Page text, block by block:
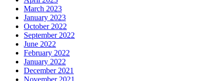
March 2023
January 2023
October 2022
September 2022
June 2022
February 2022
January 2022
December 2021
November 2021